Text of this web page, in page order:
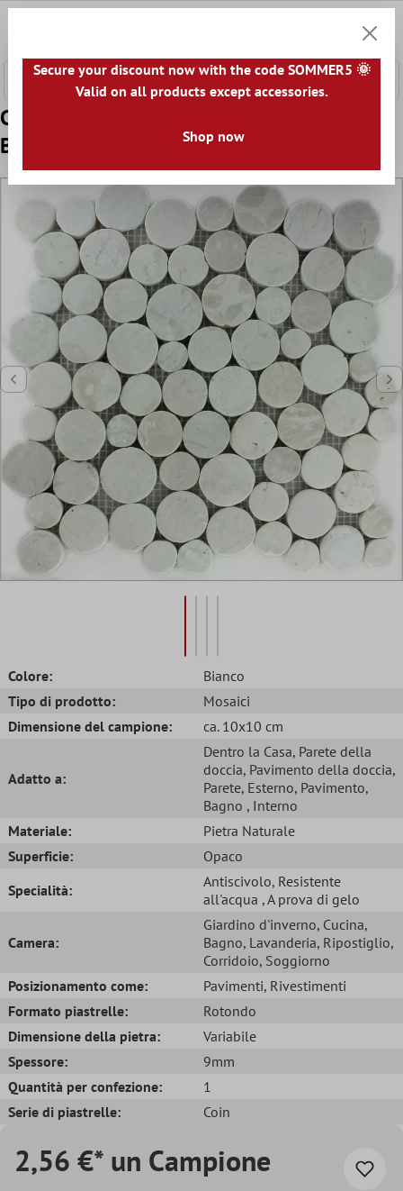
Campione Mosaico Ciottolo Coin Rotonda
Bianco
Colore:
Bianco
Tipo di prodotto:
Mosaici
Dimensione del campione:
ca. 10x10 cm
Adatto a:
Dentro la Casa, Parete della
doccia, Pavimento della doccia,
Parete, Esterno, Pavimento,
Bagno , Interno
Materiale:
Pietra Naturale
Superficie:
Opaco
Specialità:
Antiscivolo, Resistente
all'acqua , A prova di gelo
Camera:
Giardino d'inverno, Cucina,
Bagno, Lavanderia, Ripostiglio,
Corridoio, Soggiorno
Posizionamento come:
Pavimenti, Rivestimenti
Formato piastrelle:
Rotondo
Dimensione della pietra:
Variabile
Spessore:
9mm
Quantità per confezione:
1
Serie di piastrelle:
Coin
2,56 €* un Campione
Secure your discount now with the code SOMMER5 🌞
Valid on all products except accessories.
Shop now